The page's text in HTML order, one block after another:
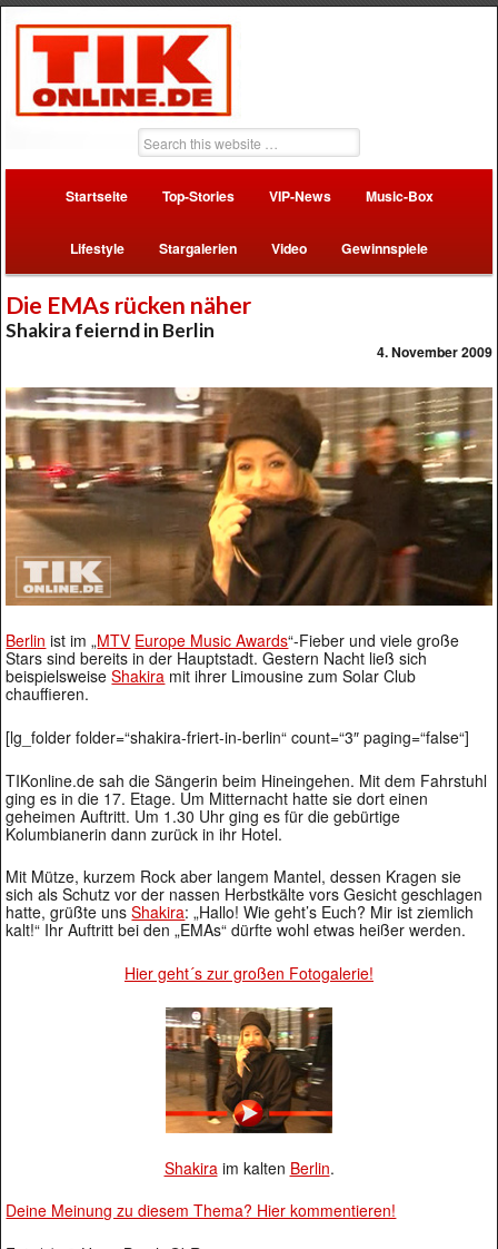
Startseite Top-Stories VIP-News Music-Box
Lifestyle Stargalerien Video Gewinnspiele
Die EMAs rücken näher
Shakira feiernd in Berlin
4. November 2009
Berlin ist im „MTV Europe Music Awards“-Fieber und viele große
Stars sind bereits in der Hauptstadt. Gestern Nacht ließ sich
beispielsweiseShakira mit ihrer Limousine zum Solar Club
chauffieren.
[lg_folder folder=“shakira-friert-in-berlin“ count=“3″ paging=“false“]
TIKonline.de sah die Sängerin beim Hineingehen. Mit dem Fahrstuhl
ging es in die 17. Etage. Um Mitternacht hatte sie dort einen
geheimen Auftritt. Um 1.30 Uhr ging es für die gebürtige
Kolumbianerin dann zurück in ihr Hotel.
Mit Mütze, kurzem Rock aber langem Mantel, dessen Kragen sie
sich als Schutz vor der nassen Herbstkälte vors Gesicht geschlagen
hatte, grüßte unsShakira: „Hallo! Wie geht’s Euch? Mir ist ziemlich
kalt!“ Ihr Auftritt bei den „EMAs“ dürfte wohl etwas heißer werden.
Hier geht´s zur großen Fotogalerie!
Shakira im kalten Berlin.
Deine Meinung zu diesem Thema? Hier kommentieren!